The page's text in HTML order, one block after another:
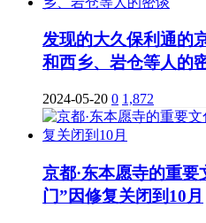
发现的大久保利通的
和西乡、岩仓等人的
2024-05-20 0 1,872
京都·东本愿寺的重
门”因修复关闭到10月